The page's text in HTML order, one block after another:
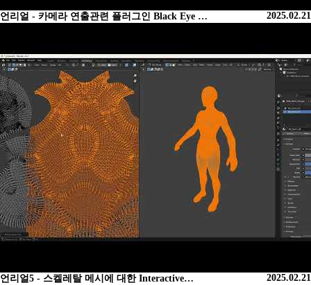
2025.02.21
언리얼 - 카메라 연출관련 플러그인 Black Eye …
2025.02.21
언리얼5 - 스켈레탈 메시에 대한 Interactive…